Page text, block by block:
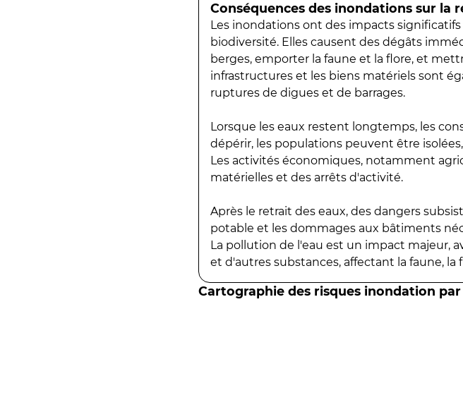
Conséquences des inondations sur la
Les inondations ont des impacts
biodiversité. Elles causent des dégâts
berges, emporter la faune et la flore, et
infrastructures et les biens matériels sont
ruptures de digues et de barrages.
Lorsque les eaux restent longtemps, les
dépérir, les populations peuvent être
Les activités économiques, notamment
matérielles et des arrêts d'activité.
Après le retrait des eaux, des dangers
potable et les dommages aux bâtiments
La pollution de l'eau est un impact majeur,
et d'autres substances, affectant la faune, la
Cartographie des risques inondation